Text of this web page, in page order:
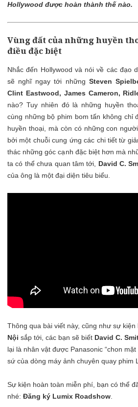
Hollywood được hoàn thành thế nào.
Vùng đất của những huyền
điều đặc biệt
Nhắc đến Hollywood và nói về các đạo
sẽ nghĩ ngay tới những Steven
Clint Eastwood, James Cameron,
nào? Tuy nhiên đó là những huyền
cùng những bộ phim bom tấn không chỉ
huyền thoại, mà còn có những con
bởi một chuỗi cung ứng các chi tiết từ
thác những góc cạnh đặc biệt hơn mà
ta có thể chưa quan tâm tới,
David C.
của ông là một đại diện tiêu biểu.
Thông qua bài viết này, cũng như sự kiện
Nội sắp tới, các bạn sẽ biết David C.
lại là nhân vật được Panasonic “chon
sứ của dòng máy ảnh chuyên quay phim
Sự kiện hoàn toàn miễn phí, bạn có thể
nhé: Đăng ký Lumix Roadshow